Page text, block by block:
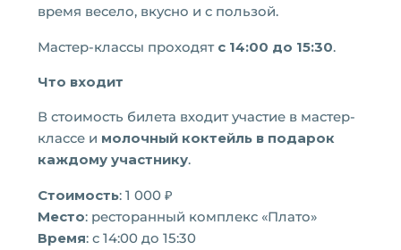
время весело, вкусно и с пользой.
Мастер-классы проходят с 14:00 до 15:30.
Что входит
В стоимость билета входит участие в мастер-
классе и молочный коктейль в подарок
каждому участнику.
Стоимость: 1 000 ₽
Место: ресторанный комплекс «Плато»
Время: с 14:00 до 15:30